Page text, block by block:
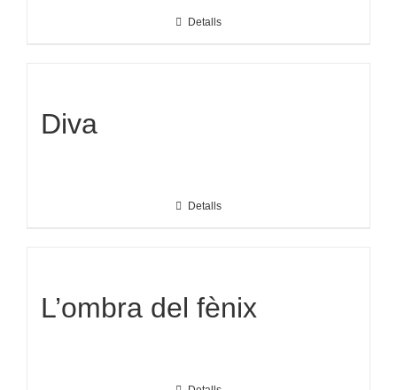
Detalls
Diva
Detalls
L’ombra del fènix